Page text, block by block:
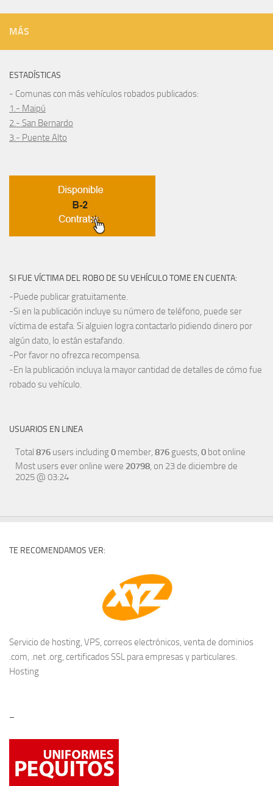
MÁS
ESTADÍSTICAS
- Comunas con más vehículos robados publicados:
1.- Maipú
2.- San Bernardo
3.- Puente Alto
SI FUE VÍCTIMA DEL ROBO DE SU VEHÍCULO TOME EN CUENTA:
-Puede publicar gratuitamente.
-Si en la publicación incluye su número de teléfono, puede ser
víctima de estafa. Si alguien logra contactarlo pidiendo dinero por
algún dato, lo están estafando.
-Por favor no ofrezca recompensa.
-En la publicación incluya la mayor cantidad de detalles de cómo fue
robado su vehículo.
USUARIOS EN LINEA
Total 876 users including0 member, 876 guests, 0 bot online
Most users ever online were 20798, on 23 de diciembre de
2025 @ 03:24
TE RECOMENDAMOS VER:
Servicio de hosting, VPS, correos electrónicos, venta de dominios
.com, .net .org, certificados SSL para empresas y particulares.
Hosting
–